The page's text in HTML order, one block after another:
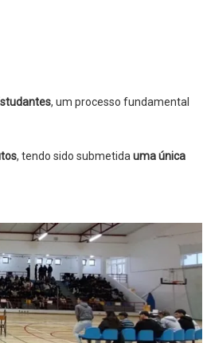
, um processo fundamental
, tendo sido submetida uma única